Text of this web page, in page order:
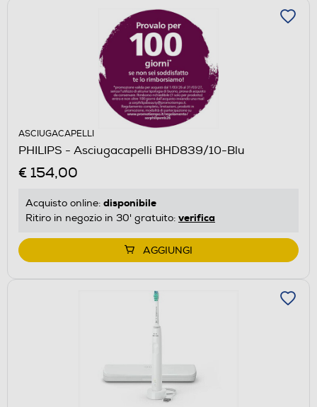
ASCIUGACAPELLI
PHILIPS - Asciugacapelli BHD839/10-Blu
€ 154,00
Acquisto online: disponibile
Ritiro in negozio in 30' gratuito: verifica
AGGIUNGI